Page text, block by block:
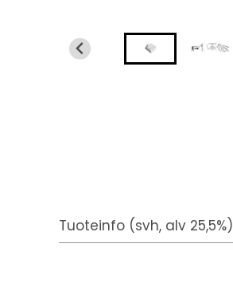
Tuoteinfo (svh, alv 25,5%)